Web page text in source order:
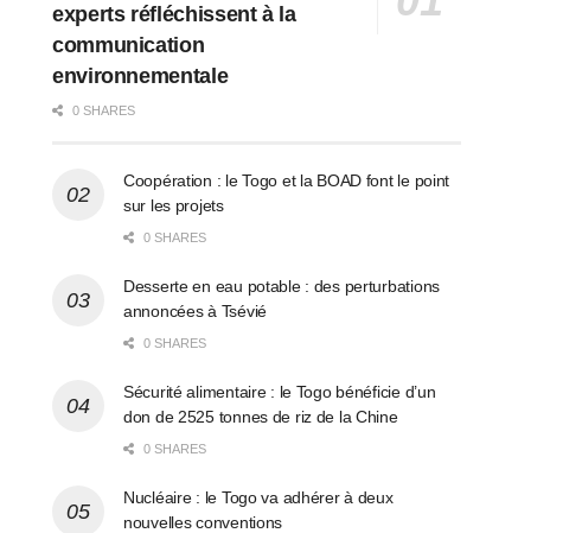
experts réfléchissent à la
communication
environnementale
0 SHARES
Coopération : le Togo et la BOAD font le point
sur les projets
0 SHARES
Desserte en eau potable : des perturbations
annoncées à Tsévié
0 SHARES
Sécurité alimentaire : le Togo bénéficie d’un
don de 2525 tonnes de riz de la Chine
0 SHARES
Nucléaire : le Togo va adhérer à deux
nouvelles conventions